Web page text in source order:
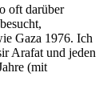
oft darüber
Gaza 1976. Ich
Arafat und jeden
(mit